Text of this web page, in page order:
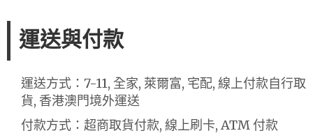
運送與付款
運送方式：7-11, 全家, 萊爾富, 宅配, 線上付款自行取
貨, 香港澳門境外運送
付款方式：超商取貨付款, 線上刷卡, ATM 付款